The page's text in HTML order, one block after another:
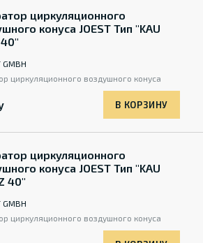
циркуляционного
конуса JOEST Тип "KAU
GMBH
циркуляционного воздушного конуса
В КОРЗИНУ
циркуляционного
конуса JOEST Тип "KAU
40"
GMBH
циркуляционного воздушного конуса